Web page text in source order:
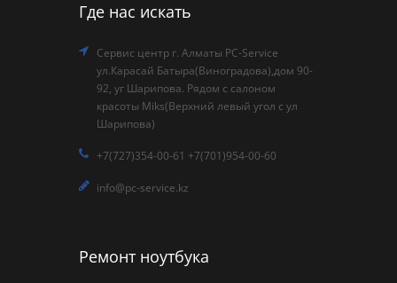
Где нас искать
Сервис центр г. Алматы PC-Service
ул.Карасай Батыра(Виноградова),дом 90-
92, уг Шарипова. Рядом с салоном
красоты Miks(Верхний левый угол с ул
Шарипова)
+7(727)354-00-61 +7(701)954-00-60
info@pc-service.kz
Ремонт ноутбука